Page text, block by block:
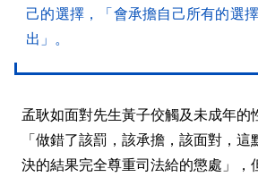
己的選擇，「會承擔自己所有的選
出」。
孟耿如面對先生黃子佼觸及未成年的
「做錯了該罰，該承擔，該面對，
決的結果完全尊重司法給的懲處」，